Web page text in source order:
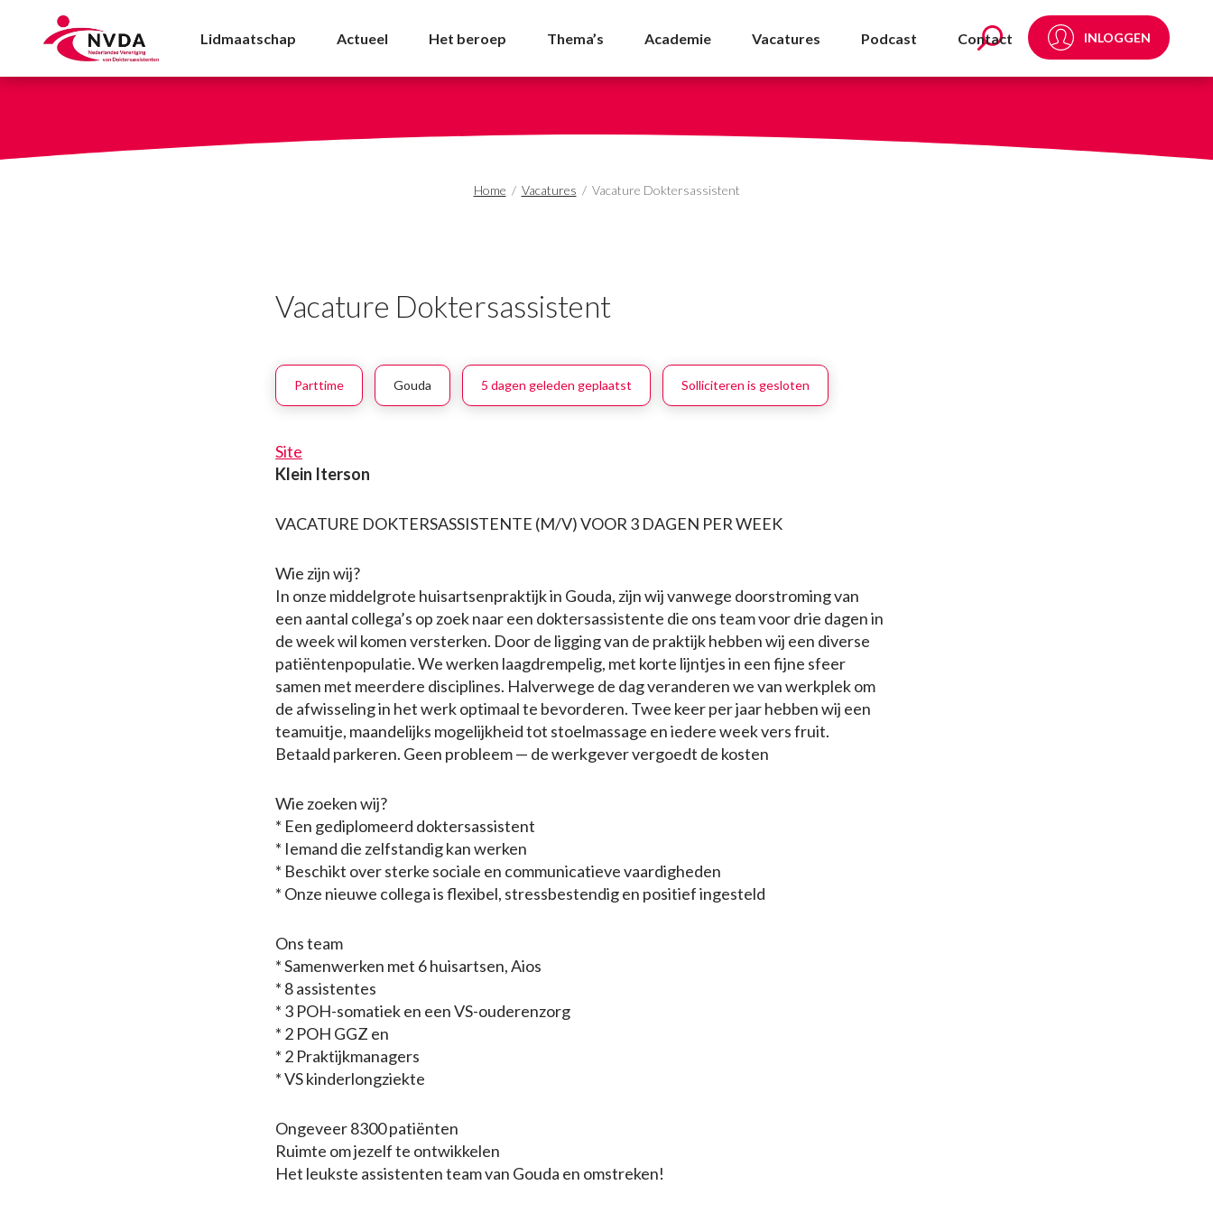
Vacature Doktersassistent - NVDA
Lidmaatschap Actueel Het beroep Thema’s Academie Vacatures Podcast Contact INLOGGEN
Home / Vacatures / Vacature Doktersassistent
Vacature Doktersassistent
Parttime Gouda 5 dagen geleden geplaatst Solliciteren is gesloten
Site
Klein Iterson
VACATURE DOKTERSASSISTENTE (M/V) VOOR 3 DAGEN PER WEEK
Wie zijn wij?
In onze middelgrote huisartsenpraktijk in Gouda, zijn wij vanwege doorstroming van
een aantal collega’s op zoek naar een doktersassistente die ons team voor drie dagen in
de week wil komen versterken. Door de ligging van de praktijk hebben wij een diverse
patiëntenpopulatie. We werken laagdrempelig, met korte lijntjes in een fijne sfeer
samen met meerdere disciplines. Halverwege de dag veranderen we van werkplek om
de afwisseling in het werk optimaal te bevorderen. Twee keer per jaar hebben wij een
teamuitje, maandelijks mogelijkheid tot stoelmassage en iedere week vers fruit.
Betaald parkeren. Geen probleem — de werkgever vergoedt de kosten
Wie zoeken wij?
* Een gediplomeerd doktersassistent
* Iemand die zelfstandig kan werken
* Beschikt over sterke sociale en communicatieve vaardigheden
* Onze nieuwe collega is flexibel, stressbestendig en positief ingesteld
Ons team
* Samenwerken met 6 huisartsen, Aios
* 8 assistentes
* 3 POH-somatiek en een VS-ouderenzorg
* 2 POH GGZ en
* 2 Praktijkmanagers
* VS kinderlongziekte
Ongeveer 8300 patiënten
Ruimte om jezelf te ontwikkelen
Het leukste assistenten team van Gouda en omstreken!